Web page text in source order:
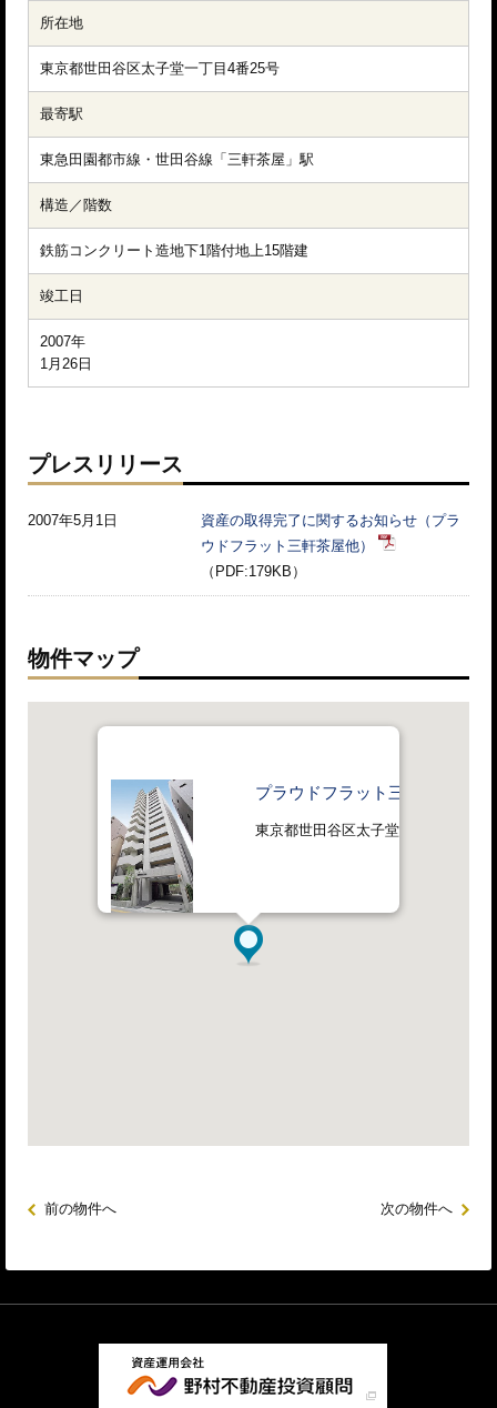
所在地
東京都世田谷区太子堂一丁目4番25号
最寄駅
東急田園都市線・世田谷線「三軒茶屋」駅
構造／階数
鉄筋コンクリート造地下1階付地上15階建
竣工日
2007年
1月26日
プレスリリース
2007年5月1日
資産の取得完了に関するお知らせ（プラ
ウドフラット三軒茶屋他）
（PDF:179KB）
物件マップ
プラウドフラット三軒茶屋
東京都世田谷区太子堂一丁目4番25号
前の物件へ 次の物件へ